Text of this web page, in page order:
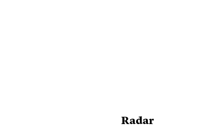
Radar